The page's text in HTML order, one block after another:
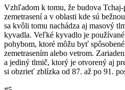
Vzhľadom k tomu, že budova
zemetrasení a v oblasti kde sú
sa kvôli tomu nachádza aj masový
kyvadla. Veľké kyvadlo je
pohybom, ktoré môžu byť
zemetrasením alebo vetrom.
a jediný tlmič, ktorý je otvorený aj
si obzrieť zblízka od 87. až po 91.